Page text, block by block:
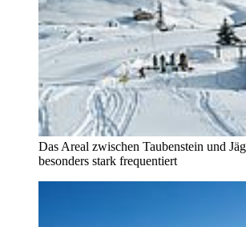
Das Areal zwischen Taubenstein und
besonders stark frequentiert